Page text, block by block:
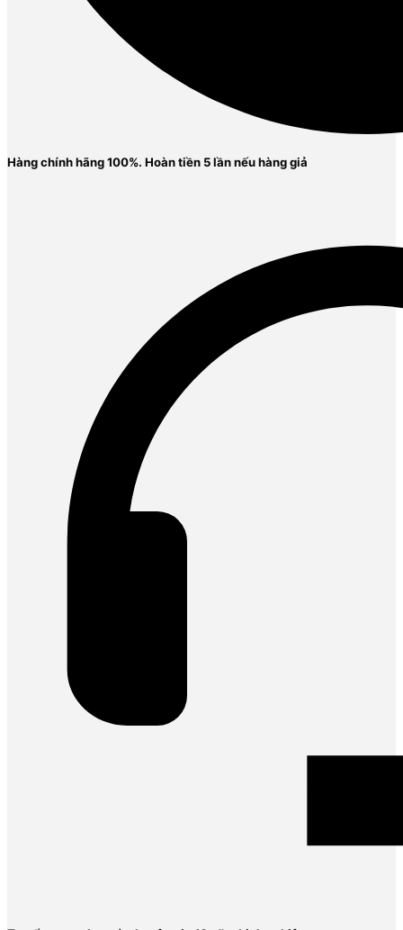
Hàng chính hãng 100%. Hoàn tiền 5 lần nếu hàng giả